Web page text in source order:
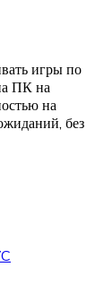
игры по
ПК на
на
без